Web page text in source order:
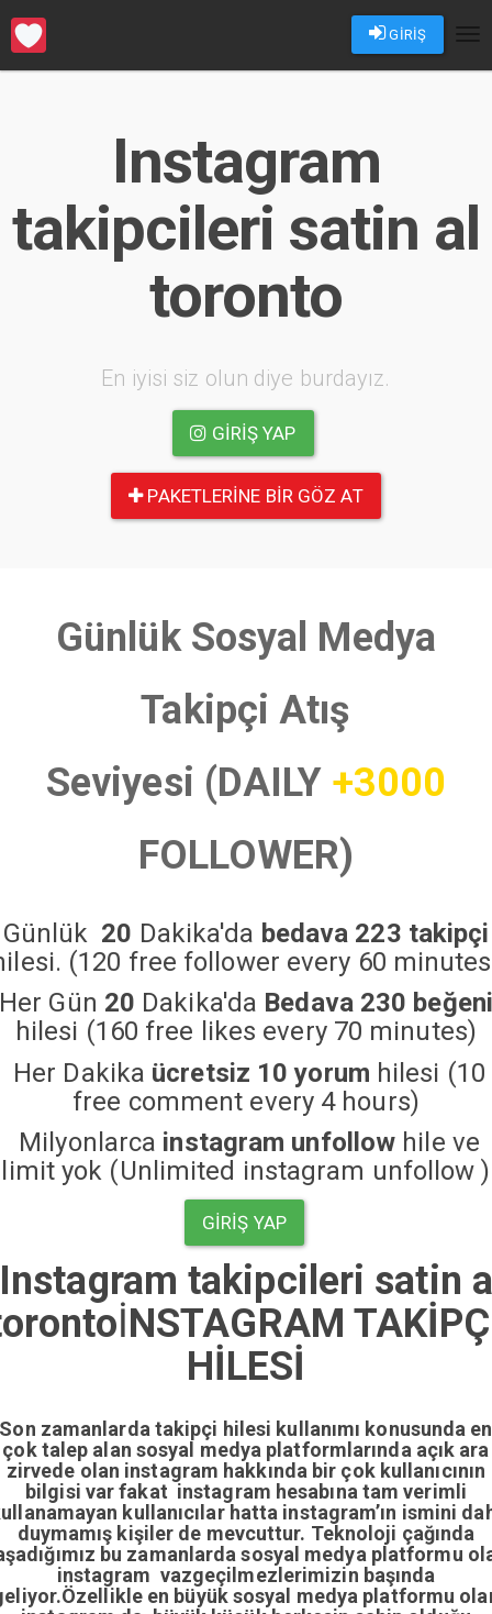
GİRİŞ
Instagram
takipcileri satin al
toronto
En iyisi siz olun diye burdayız.
GIRIŞ YAP
PAKETLERINE BIR GÖZ AT
Günlük Sosyal Medya
Takipçi Atış
Seviyesi (DAILY +3000
FOLLOWER)
Günlük 20 Dakika'da bedava 223 takipçi
(120 free follower every 60
Her Gün 20 Dakika'da Bedava 230 beğeni
hilesi (160 free likes every 70 minutes)
Her Dakika ücretsiz 10 yorum hilesi (10
free comment every 4 hours)
Milyonlarca instagram unfollow hile ve
limit yok (Unlimited instagram unfollow )
GIRIŞ YAP
Instagram takipcileri satin
İNSTAGRAM
HİLESİ
Son zamanlarda takipçi hilesi kullanımı konusunda en
çok talep alan sosyal medya platformlarında açık ara
zirvede olan instagram hakkında bir çok kullanıcının
bilgisi var fakat instagram hesabına tam verimli
kullanıcılar hatta instagram’ın ismini
duymamış kişiler de mevcuttur. Teknoloji çağında
bu zamanlarda sosyal medya platformu
instagram vazgeçilmezlerimizin başında
en büyük sosyal medya platformu